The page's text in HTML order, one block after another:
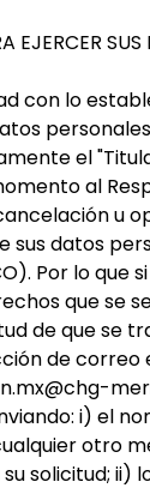
EJERCER
con lo
el
al
u
sus datos
Por lo que
que se
de que se
de correo
i) el
otro
solicitud; ii)